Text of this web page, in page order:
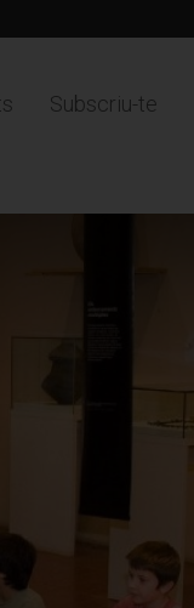
Subscriu-te